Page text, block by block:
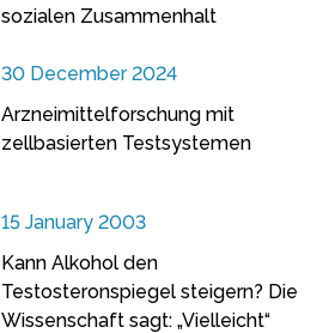
sozialen Zusammenhalt
30 December 2024
Arzneimittelforschung mit
zellbasierten Testsystemen
15 January 2003
Kann Alkohol den
Testosteronspiegel steigern? Die
Wissenschaft sagt: „Vielleicht“